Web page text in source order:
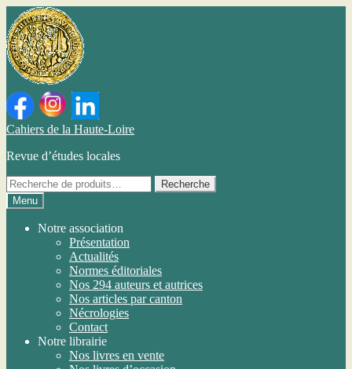
Aller
la
Aller
contenu
Cahiers de la Haute-Loire
Revue d’études locales
Pour
chercher
un
ouvrage
publications
Recherche
Menu
Notre association
Présentation
Actualités
Normes éditoriales
Nos 294 auteurs et autrices
Nos articles par canton
Nécrologies
Contact
Notre librairie
Nos livres en vente